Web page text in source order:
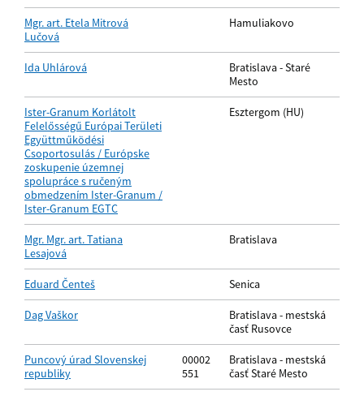
Mgr. art. Etela Mitrová
Lučová
Hamuliakovo
Ida Uhlárová
Bratislava - Staré
Mesto
Ister-Granum Korlátolt
Felelősségű Európai Területi
Együttműködési
Csoportosulás / Európske
zoskupenie územnej
spolupráce s ručeným
obmedzením Ister-Granum /
Ister-Granum EGTC
Esztergom (HU)
Mgr. Mgr. art. Tatiana
Lesajová
Bratislava
Eduard Čenteš Senica
Dag Vaškor
Bratislava - mestská
časť Rusovce
Puncový úrad Slovenskej
republiky
00002
551
Bratislava - mestská
časť Staré Mesto